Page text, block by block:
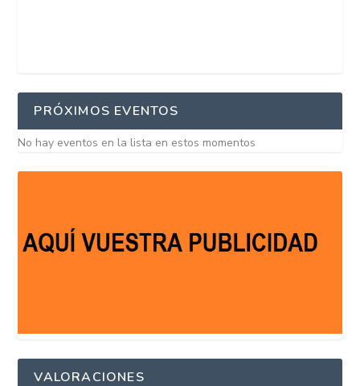
PRÓXIMOS EVENTOS
No hay eventos en la lista en estos momentos
VALORACIONES